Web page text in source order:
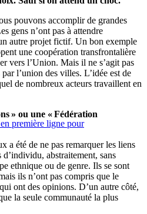
pouvons accomplir de grandes
gens n’ont pas à attendre
autre projet fictif. Un bon exemple
une coopération transfrontalière
vers l’Union. Mais il ne s’agit pas
l’union des villes. L’idée est de
de nombreux acteurs travaillent en
première ligne pour
» ou une « Fédération
a été de ne pas remarquer les liens
abstraitement, sans
ethnique ou de genre. Ils se sont
ils n’ont pas compris que le
ont des opinions. D’un autre côté,
la seule communauté la plus